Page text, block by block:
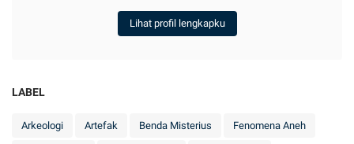
Lihat profil lengkapku
LABEL
Arkeologi Artefak Benda Misterius Fenomena Aneh